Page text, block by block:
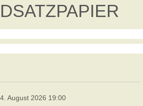
August 2026 19:00